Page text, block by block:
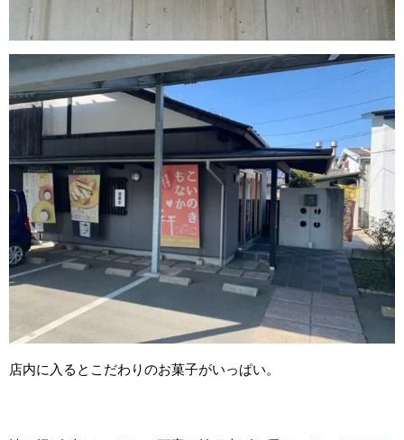
店内に入るとこだわりのお菓子がいっぱい。